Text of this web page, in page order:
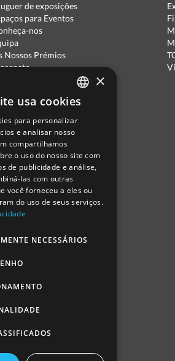
de exposições
para Eventos
nos
Nossos Prémios
de Utilização
Ciência Viva
Anual RCN 2024
Intercalar RCN 2025
PORTUGUESE
ENGLISH
SPANISH
×
usa cookies
para personalizar
e analisar nosso
compartilhamos
o uso do nosso site com
de publicidade e análise,
las com outras
você forneceu a eles ou
do uso de seus serviços.
NECESSÁRIOS